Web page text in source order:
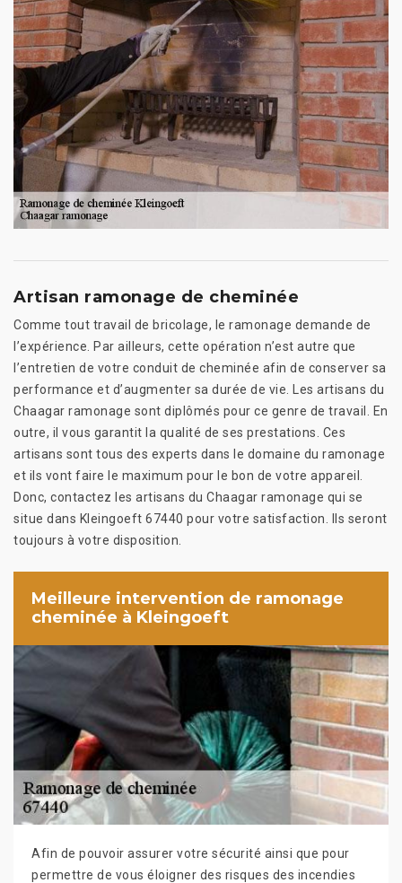
Artisan ramonage de cheminée
Comme tout travail de bricolage, le ramonage demande de
l’expérience. Par ailleurs, cette opération n’est autre que
l’entretien de votre conduit de cheminée afin de conserver sa
performance et d’augmenter sa durée de vie. Les artisans du
Chaagar ramonage sont diplômés pour ce genre de travail. En
outre, il vous garantit la qualité de ses prestations. Ces
artisans sont tous des experts dans le domaine du ramonage
et ils vont faire le maximum pour le bon de votre appareil.
Donc, contactez les artisans du Chaagar ramonage qui se
situe dans Kleingoeft 67440 pour votre satisfaction. Ils seront
toujours à votre disposition.
Meilleure intervention de ramonage
cheminée à Kleingoeft
Afin de pouvoir assurer votre sécurité ainsi que pour
permettre de vous éloigner des risques des incendies